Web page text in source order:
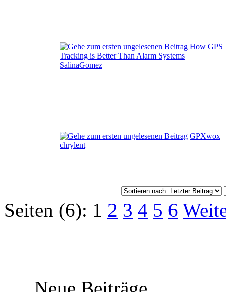
How GPS
Tracking is Better Than Alarm Systems
SalinaGomez
GPXwox
chrylent
Seiten (6): 1 2 3 4 5 6